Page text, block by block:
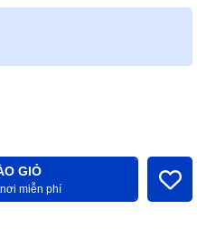
GIỎ
miễn phí